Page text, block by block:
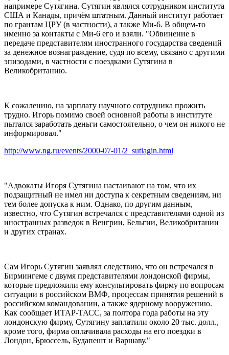
напримере Сутягина. Сутягин являлся сотрудником института
США и Канады, причём штатным. Данный институт работает
по грантам ЦРУ (в частности), а также Ми-6. В общем-то
именно за контакты с Ми-6 его и взяли. "Обвинение в
передаче представителям иностранного государства сведений
за денежное вознаграждение, судя по всему, связано с другими
эпизодами, в частности с поездками Сутягина в
Великобританию.
К сожалению, на зарплату научного сотрудника прожить
трудно. Игорь помимо своей основной работы в институте
пытался заработать деньги самостоятельно, о чем он никого не
информировал."
http://www.ng.ru/events/2000-07-01/2_sutiagin.html
"Адвокаты Игоря Сутягина настаивают на том, что их
подзащитный не имел ни доступа к секретным сведениям, ни
тем более допуска к ним. Однако, по другим данным,
известно, что Сутягин встречался с представителями одной из
иностранных разведок в Венгрии, Бельгии, Великобритании
и других странах.
Сам Игорь Сутягин заявлял следствию, что он встречался в
Бирмингеме с двумя представителями лондонской фирмы,
которые предложили ему консультировать фирму по вопросам
ситуации в российском ВМФ, процессам принятия решений в
российском командовании, а также ядерному вооружению.
Как сообщает ИТАР-ТАСС, за полтора года работы на эту
лондонскую фирму, Сутягину заплатили около 20 тыс. долл.,
кроме того, фирма оплачивала расходы на его поездки в
Лондон, Брюссель, Будапешт и Варшаву."